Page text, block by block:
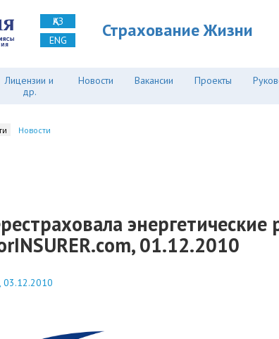
ҚАЗ
ENG
Страхование Жизни
Лицензии и
др.
Новости Вакансии Проекты
Новости
01.12.2010
03.12.2010